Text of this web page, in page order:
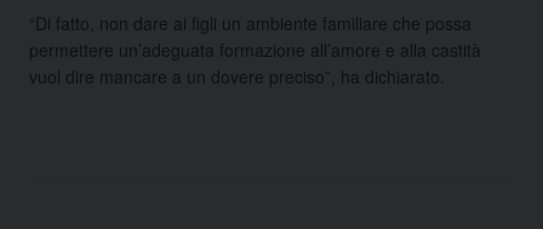
“Di fatto, non dare ai figli un ambiente familiare che possa
permettere un’adeguata formazione all’amore e alla castità
vuol dire mancare a un dovere preciso”, ha dichiarato.